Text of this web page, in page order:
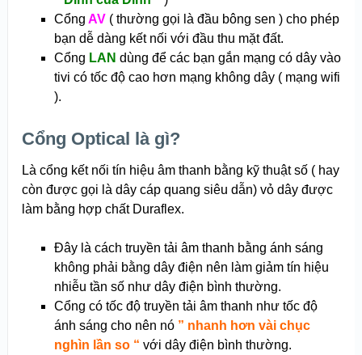
Cổng AV( thường gọi là đầu bông sen ) cho phép
bạn dễ dàng kết nối với đầu thu mặt đất.
Cổng LAN dùng để các bạn gắn mạng có dây vào
tivi có tốc độ cao hơn mạng không dây ( mạng wifi
).
Cổng Optical là gì?
Là cổng kết nối tín hiệu âm thanh bằng kỹ thuật số ( hay
còn được gọi là dây cáp quang siêu dẫn) vỏ dây được
làm bằng hợp chất Duraflex.
Đây là cách truyền tải âm thanh bằng ánh sáng
không phải bằng dây điện nên làm giảm tín hiệu
nhiễu tần số như dây điện bình thường.
Cổng có tốc độ truyền tải âm thanh như tốc độ
ánh sáng cho nên nó ” nhanh hơn vài chục
nghìn lần so “ với dây điện bình thường.